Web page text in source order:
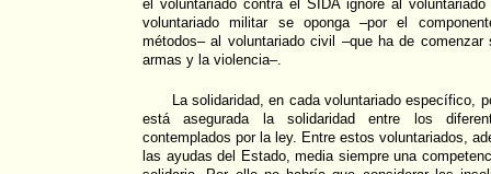
el voluntariado contra el SIDA ignore al
voluntariado militar se oponga –por el
métodos– al voluntariado civil –que ha de
armas y la violencia–.
La solidaridad, en cada voluntariado específico,
está asegurada la solidaridad entre los
contemplados por la ley. Entre estos voluntariados,
las ayudas del Estado, media siempre una